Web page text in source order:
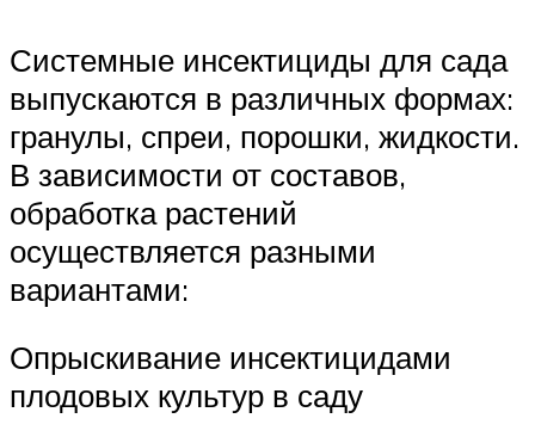
Системные инсектициды для сада
выпускаются в различных формах:
гранулы, спреи, порошки, жидкости.
В зависимости от составов,
обработка растений
осуществляется разными
вариантами:
Опрыскивание инсектицидами
плодовых культур в саду